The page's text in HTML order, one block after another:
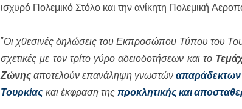
ισχυρό Πολεμικό Στόλο και την ανίκητη Πολεμική
"Οι χθεσινές δηλώσεις του Εκπροσώπου Τύπου του
σχετικές με τον τρίτο γύρο αδειοδοτήσεων και το
Ζώνηςαποτελούν επανάληψη γνωστώναπαράδεκτων
Τουρκίαςκαι έκφραση τηςπροκλητικής και